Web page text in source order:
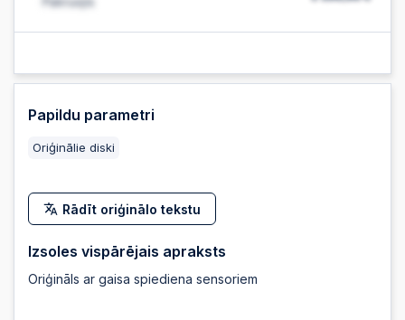
Papildu parametri
Oriģinālie diski
Rādīt oriģinālo tekstu
Izsoles vispārējais apraksts
Oriģināls ar gaisa spiediena sensoriem